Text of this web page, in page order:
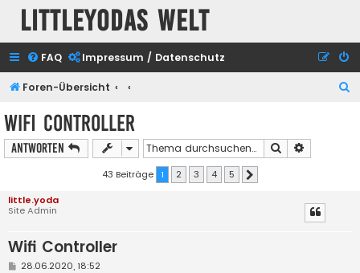
Littleyodas Welt
FAQ Impressum / Datenschutz
Foren-Übersicht
Wifi Controller
Antworten Suche
43 Beiträge 1 2 3 4 5
little.yoda
Site Admin
Wifi Controller
B28.06.2020, 18:52